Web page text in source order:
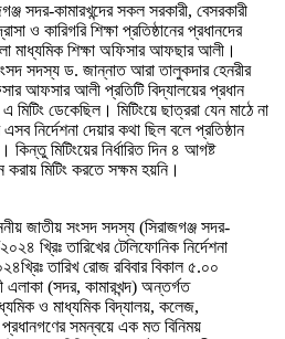
সদর-কামারখন্দের সকল সরকারী, বেসরকারী
ও কারিগরি শিক্ষা প্রতিষ্ঠানের প্রধানদের
মাধ্যমিক শিক্ষা অফিসার আফছার আলী।
সদস্য ড. জান্নাত আরা তালুকদার হেনরীর
আফসার আলী প্রতিটি বিদ্যালয়ের প্রধান
মিটিং ডেকেছিল। মিটিংয়ে ছাত্ররা যেন মাঠে না
নির্দেশনা দেয়ার কথা ছিল বলে প্রতিষ্ঠান
মিটিংয়ের নির্ধারিত দিন ৪ আগষ্ট
মিটিং করতে সক্ষম হয়নি।
জাতীয় সংসদ সদস্য (সিরাজগঞ্জ সদর-
খ্রিঃ তারিখের টেলিফোনিক নির্দেশনা
তারিখ রোজ রবিবার বিকাল ৫.০০
এলাকা (সদর, কামারখন্দ) অন্তর্গত
ও মাধ্যমিক বিদ্যালয়, কলেজ,
প্রধানগণের সমন্বয়ে এক মত বিনিময়